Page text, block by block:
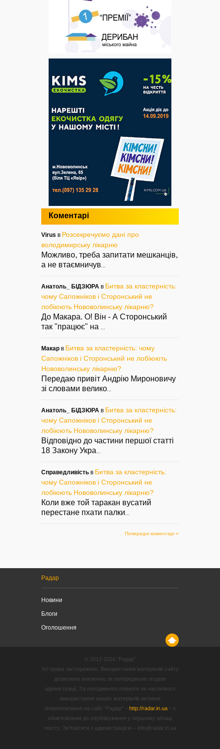
Коментарі
Virus в Розсекречуємо дані про
володимирську лікарню
Можливо, треба запитати мешканців,
а не втаємничув
Анатоль_ БІДЗЮРА в Битва за кластерність:
чому Сапожніков і Сторонський не
лобіюють Нововолинську лікарню?
До Макара. О! Він - А Сторонський
так "працює" на
Макар в Битва за кластерність: чому
Сапожніков і Сторонський не лобіюють
Нововолинську лікарню?
Передаю привіт Андрію Мироновичу
зі словами велико
Анатоль_ БІДЗЮРА в Битва за кластерність:
чому Сапожніков і Сторонський не
лобіюють Нововолинську лікарню?
Відповідно до частини першої статті
18 Закону Укра
Справедливість в Битва за кластерність:
чому Сапожніков і Сторонський не
лобіюють Нововолинську лікарню?
Коли вже той таракан вусатий
перестане пхати палки
Попередні коментарі »
Радар
Новини
Блоги
Оголошення
© 2012-2016 “Радар”
Усі права застережено. Використання матеріалів сайту
дозволено виключно за попередньою згодою
адміністрації. За погодженого повного чи часткового
використання наших матеріалів активне
гіперпосилання на сайт “Радар” – http://radar.in.ua– є
обов’язковим до опублікування у першому абзаці
тексту. Зв’язатися з адміністрацією – info@radar.in.ua